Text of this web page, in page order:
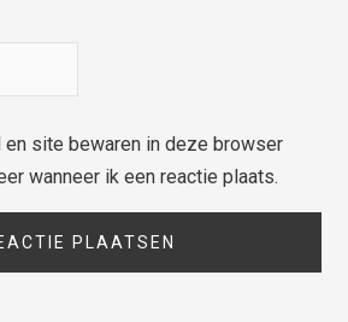
en site bewaren in deze browser
wanneer ik een reactie plaats.